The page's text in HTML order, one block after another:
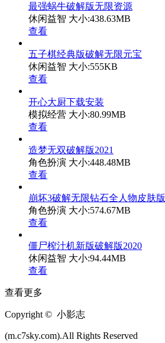
最强蜗牛破解版无限资源
休闲益智 大小:438.63MB
查看
五子棋经典版破解无限元宝
休闲益智 大小:555KB
查看
开心大厨下载安装
模拟经营 大小:80.99MB
查看
造梦无双破解版2021
角色扮演 大小:448.48MB
查看
崩坏3破解无限钻石全人物皮肤版
角色扮演 大小:574.67MB
查看
僵尸榨汁机新版破解版2020
休闲益智 大小:94.44MB
查看
查看更多
Copyright © 小影志
(m.c7sky.com).All Rights Reserved